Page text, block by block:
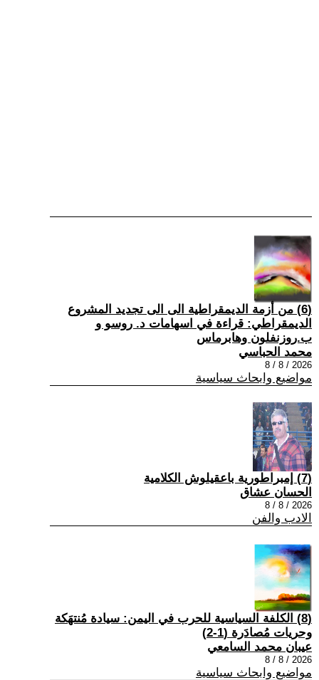
(6) من أزمة الديمقراطية الى الى تجديد المشروع
الديمقراطي: قراءة في اسهامات د. روسو و
ب.روزنفلون وهابرماس
محمد الحباسي
2026 / 8 / 8
مواضيع وابحاث سياسية
(7) إمبراطورية باعقيلوش الكلامية
الحسان عشاق
2026 / 8 / 8
الادب والفن
(8) الكلفة السياسية للحرب في اليمن: سيادة مُنتهَكة
وحريات مُصادَرة (1-2)
عيبان محمد السامعي
2026 / 8 / 8
مواضيع وابحاث سياسية